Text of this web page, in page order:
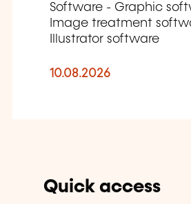
Software - Graphic
Image treatment
Illustrator software
10.08.2026
Quick access